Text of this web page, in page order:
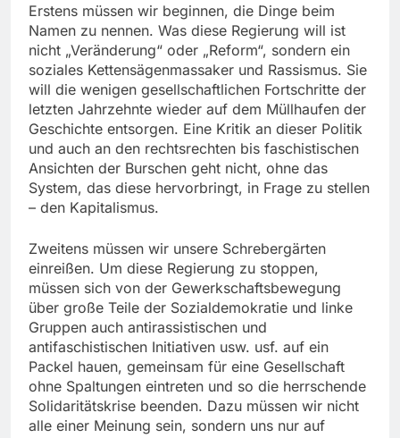
Erstens müssen wir beginnen, die Dinge beim
Namen zu nennen. Was diese Regierung will ist
nicht „Veränderung“ oder „Reform“, sondern ein
soziales Kettensägenmassaker und Rassismus. Sie
will die wenigen gesellschaftlichen Fortschritte der
letzten Jahrzehnte wieder auf dem Müllhaufen der
Geschichte entsorgen. Eine Kritik an dieser Politik
und auch an den rechtsrechten bis faschistischen
Ansichten der Burschen geht nicht, ohne das
System, das diese hervorbringt, in Frage zu stellen
– den Kapitalismus.
Zweitens müssen wir unsere Schrebergärten
einreißen. Um diese Regierung zu stoppen,
müssen sich von der Gewerkschaftsbewegung
über große Teile der Sozialdemokratie und linke
Gruppen auch antirassistischen und
antifaschistischen Initiativen usw. usf. auf ein
Packel hauen, gemeinsam für eine Gesellschaft
ohne Spaltungen eintreten und so die herrschende
Solidaritätskrise beenden. Dazu müssen wir nicht
alle einer Meinung sein, sondern uns nur auf